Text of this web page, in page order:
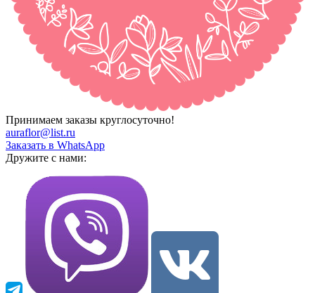
Принимаем заказы круглосуточно!
auraflor@list.ru
Заказать в WhatsApp
Дружите с нами: